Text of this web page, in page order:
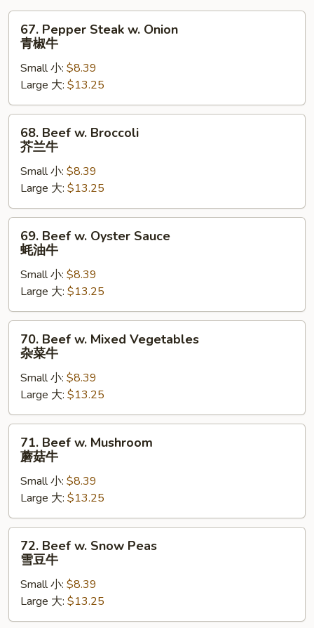
Pepper
Steak
Onion
青
椒
67. Pepper Steak w. Onion
青椒牛
Small 小: $8.39
Large 大: $13.25
Beef
Broccoli
兰
牛
68. Beef w. Broccoli
芥兰牛
Small 小: $8.39
Large 大: $13.25
Beef
Oyster
Sauce
蚝
油
69. Beef w. Oyster Sauce
蚝油牛
Small 小: $8.39
Large 大: $13.25
Beef
Mixed
Vegetables
杂
菜
70. Beef w. Mixed Vegetables
杂菜牛
Small 小: $8.39
Large 大: $13.25
Beef
Mushroom
菇
牛
71. Beef w. Mushroom
蘑菇牛
Small 小: $8.39
Large 大: $13.25
Beef
Snow
Peas
雪
72. Beef w. Snow Peas
雪豆牛
Small 小: $8.39
Large 大: $13.25